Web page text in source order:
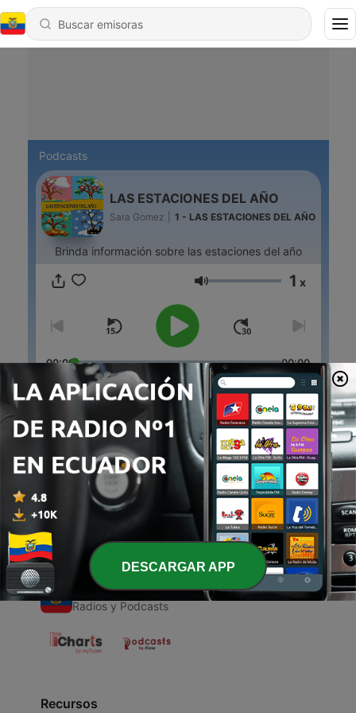
Podcasts
LAS ESTACIONES DEL AÑO
Sara Gomez 1 - LAS ESTACIONES DEL AÑO
Brinda información sobre las estaciones del año
Volumen 1 x
00:00 00:00
Episodios
- LAS ESTACIONES DEL AÑO
18 nov. 2020
Radios de Ecuador
Radios y Podcasts
Recursos
DESCARGAR APP